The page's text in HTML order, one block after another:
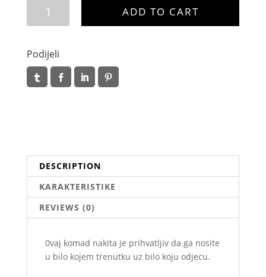
quantity
ADD TO CART
Podijeli
DESCRIPTION
KARAKTERISTIKE
REVIEWS (0)
0vaj komad nakita je prihvatljiv da ga nosite
u bilo kojem trenutku uz bilo koju odjecu.